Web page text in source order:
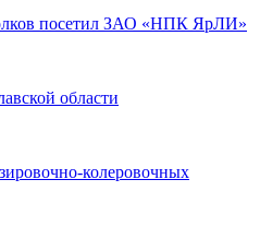
посетил ЗАО «НПК ЯрЛИ»
области
колеровочных